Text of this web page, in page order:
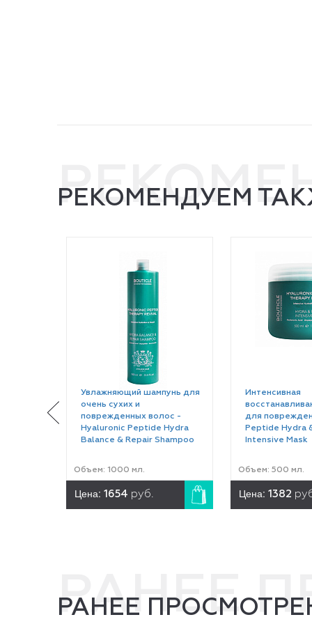
РЕКОМЕНДУЕМ
Увлажняющий шампунь для
очень сухих и
поврежденных волос -
Hyaluronic Peptide Hydra
Balance & Repair Shampoo
Объем: 1000 мл.
Цена: 1654 руб.
Интенсивная
для
Peptide Hydra
Intensive Mask
Объем: 500 мл.
Цена: 1382
РАНЕЕ
РАНЕЕ